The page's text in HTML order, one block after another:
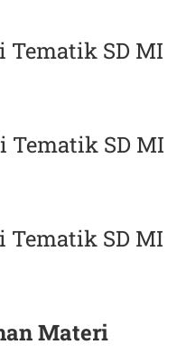
Tematik SD MI
Tematik SD MI
Tematik SD MI
Materi